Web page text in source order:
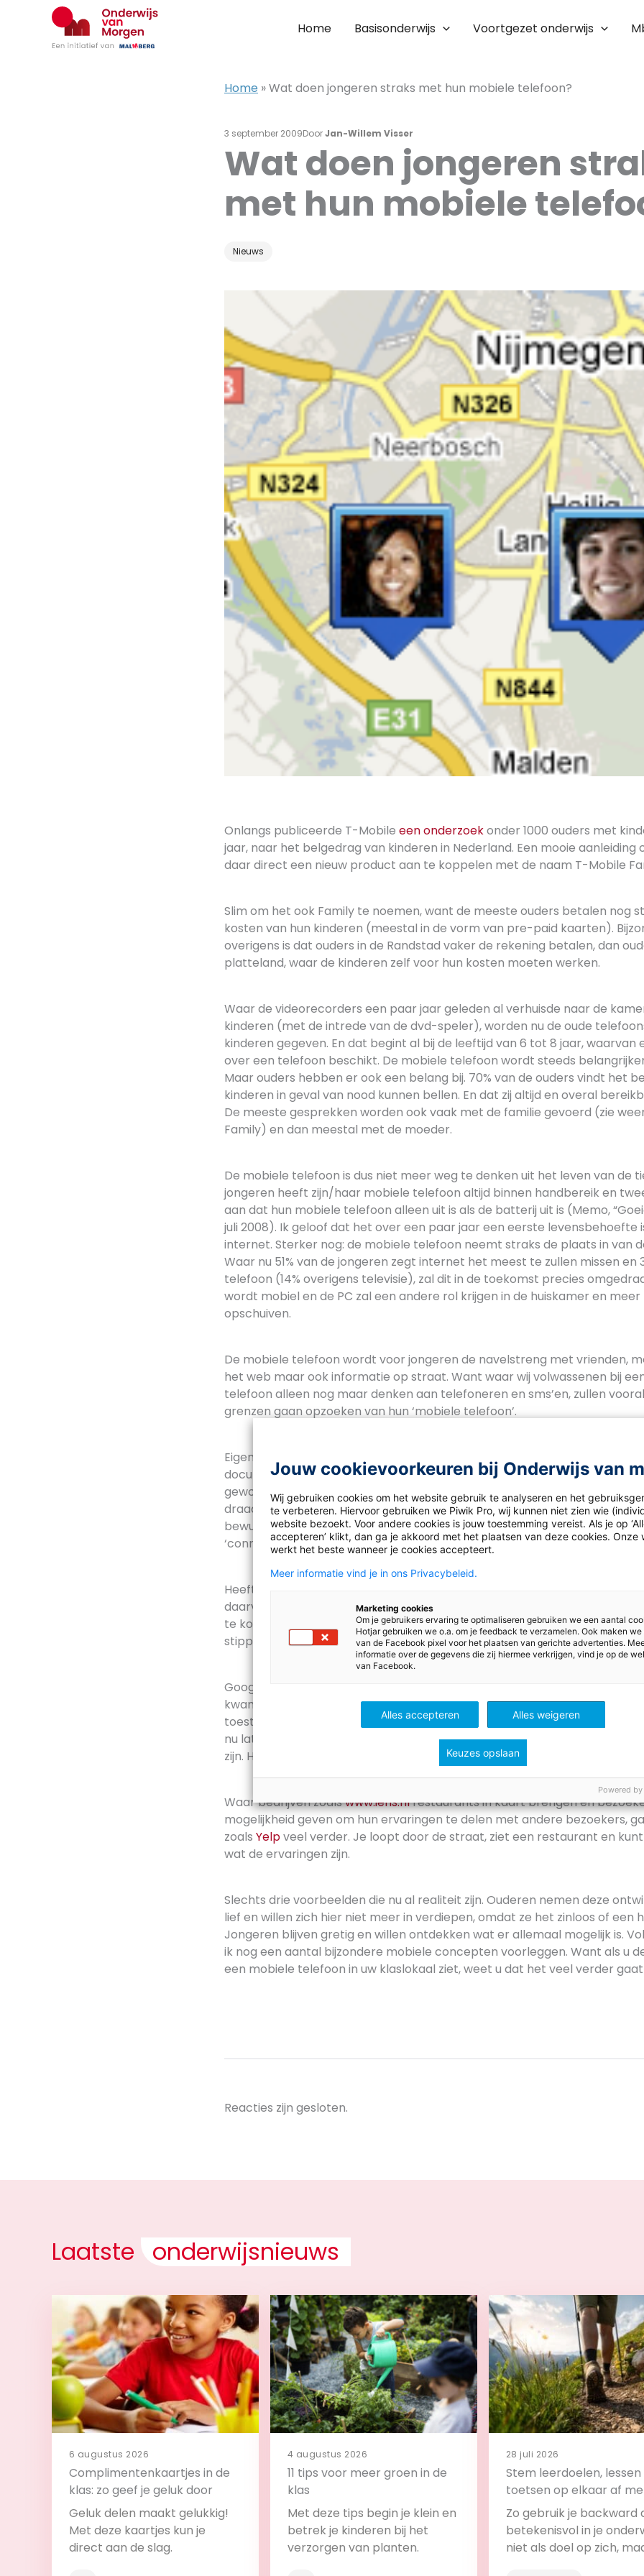
Home Basisonderwijs Voortgezet onderwijs
Home »Wat doen jongeren straks met hun mobiele telefoon?
3 september 2009DoorJan-Willem Visser
Nieuws
Wat doen jongeren
met hun mobiele
Onlangs publiceerde T-Mobile een onderzoekonder 1000 ouders met
jaar, naar het belgedrag van kinderen in Nederland. Een mooie aanleiding
daar direct een nieuw product aan te koppelen met de naam T-Mobile
Slim om het ook Family te noemen, want de meeste ouders betalen nog
kosten van hun kinderen (meestal in de vorm van pre-paid kaarten).
overigens is dat ouders in de Randstad vaker de rekening betalen, dan
platteland, waar de kinderen zelf voor hun kosten moeten werken.
Waar de videorecorders een paar jaar geleden al verhuisde naar de
kinderen (met de intrede van de dvd-speler), worden nu de oude
kinderen gegeven. En dat begint al bij de leeftijd van 6 tot 8 jaar, waarvan
over een telefoon beschikt. De mobiele telefoon wordt steeds
Maar ouders hebben er ook een belang bij. 70% van de ouders vindt het
kinderen in geval van nood kunnen bellen. En dat zij altijd en overal
De meeste gesprekken worden ook vaak met de familie gevoerd (zie
Family) en dan meestal met de moeder.
De mobiele telefoon is dus niet meer weg te denken uit het leven van de
jongeren heeft zijn/haar mobiele telefoon altijd binnen handbereik en
aan dat hun mobiele telefoon alleen uit is als de batterij uit is (Memo,
juli 2008). Ik geloof dat het over een paar jaar een eerste levensbehoefte
internet. Sterker nog: de mobiele telefoon neemt straks de plaats in van
Waar nu 51% van de jongeren zegt internet het meest te zullen missen en
telefoon (14% overigens televisie), zal dit in de toekomst precies
wordt mobiel en de PC zal een andere rol krijgen in de huiskamer en
opschuiven.
De mobiele telefoon wordt voor jongeren de navelstreng met vrienden,
het web maar ook informatie op straat. Want waar wij volwassenen bij
telefoon alleen nog maar denken aan telefoneren en sms’en, zullen
grenzen gaan opzoeken van hun ‘mobiele telefoon’.
Eigenlijk kunnen we niet meer spreken van een mobiele telefoon. Ik zag
documentaire waarin een jongen van een jaar of 6 naar een film zat te
gewone telefoon (met een draad) te zien was. Hij vroeg zijn moeder
draad aan een telefoon zat; was toch niet handig. Jongeren zijn zich straks
bewust van de oorsprong van de telefoon. Zij hebben een mobiele
‘connected’ zijn. En het gaat harder dan u denkt. Een aantal voorbeelden.
Heeft u weleens gehoord van
daarvan zijn? Wist u dat u via uw mobiele device naar
te koop staan en tegen welke prijs? Kijk even naar het filmpje. Of omde
stippelen zonder het gebruik van moeilijke landkaarten en
Google is ook hard aan de weg aan het timmeren op het gebied van
kwamen ze vorig jaar met hun eigen toestel. En ontwikkelen ze relevante
toestel, in combinatie met internet, nog leuker of handiger maakt. Met de
nu laten weten aan vrienden waar jij je bevindt en kun je natuurlijk ook
zijn. Handig voor jongeren als ze rondhangen in de stad of in het weekend
Waar bedrijven zoalswww.iens.nlrestaurants in kaart brengen en
mogelijkheid geven om hun ervaringen te delen met andere bezoekers,
zoals Yelpveel verder. Je loopt door de straat, ziet een restaurant en
wat de ervaringen zijn.
Slechts drie voorbeelden die nu al realiteit zijn. Ouderen nemen deze
lief en willen zich hier niet meer in verdiepen, omdat ze het zinloos of een
Jongeren blijven gretig en willen ontdekken wat er allemaal mogelijk is.
ik nog een aantal bijzondere mobiele concepten voorleggen. Want als u
een mobiele telefoon in uw klaslokaal ziet, weet u dat het veel verder
Reacties zijn gesloten.
Laatste onderwijsnieuws
6 augustus 2026
Complimentenkaartjes in de
klas: zo geef je geluk door
Geluk delen maakt gelukkig!
Met deze kaartjes kun je
direct aan de slag.
4 augustus 2026
11 tips voor meer groen in de
klas
Met deze tips begin je klein en
betrek je kinderen bij het
verzorgen van planten.
28 juli 2026
Stem leerdoelen, lessen
toetsen op elkaar af
backward design
Zo gebruik je backward
betekenisvol in je
niet als doel op zich,
Jouw cookievoorkeuren bij Onderwijs van
Wij gebruiken cookies om het website gebruik te analyseren en het
te verbeteren. Hiervoor gebruiken we Piwik Pro, wij kunnen niet zien wie
website bezoekt. Voor andere cookies is jouw toestemming vereist. Als je op
accepteren’ klikt, dan ga je akkoord met het plaatsen van deze cookies. Onze
werkt het beste wanneer je cookies accepteert.
Meer informatie vind je in ons Privacybeleid.
Marketing cookies
Om je gebruikers ervaring te optimaliseren gebruiken we een aantal
Hotjar gebruiken we o.a. om je feedback te verzamelen. Ook maken we
van de Facebook pixel voor het plaatsen van gerichte advertenties.
informatie over de gegevens die zij hiermee verkrijgen, vind je op de
van Facebook.
Alles accepteren Alles weigeren
Keuzes opslaan
Powered by